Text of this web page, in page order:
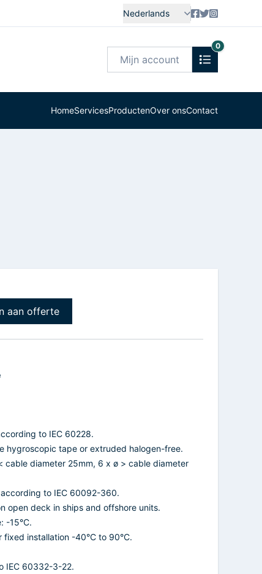
Nederlands
Mijn account
0
HomeServicesProductenOver onsContact
aan offerte
to IEC 60228.
hygroscopic tape or extruded halogen-free.
cable diameter 25mm, 6 x ø > cable diameter
to IEC 60092-360.
open deck in ships and offshore units.
-15°C.
installation -40°C to 90°C.
IEC 60332-3-22.